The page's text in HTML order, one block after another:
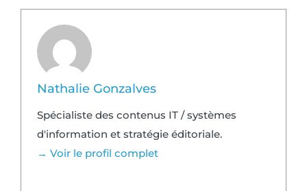
Nathalie Gonzalves
Spécialiste des contenus IT / systèmes
d'information et stratégie éditoriale.
→ Voir le profil complet